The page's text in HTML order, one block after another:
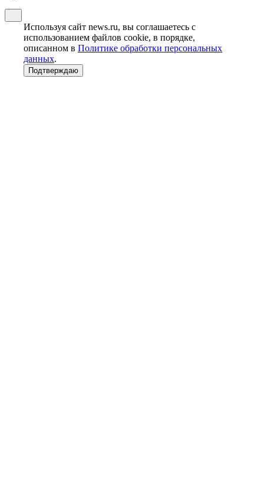
Используя сайт news.ru, вы соглашаетесь с
использованием файлов cookie, в порядке,
описанном в Политике обработки персональных
данных.
Подтверждаю